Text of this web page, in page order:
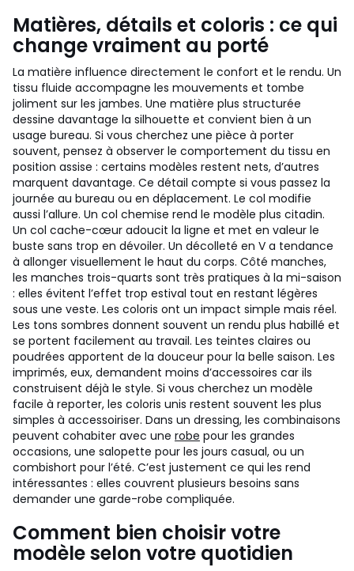
Matières, détails et coloris : ce qui
change vraiment au porté
La matière influence directement le confort et le rendu. Un
tissu fluide accompagne les mouvements et tombe
joliment sur les jambes. Une matière plus structurée
dessine davantage la silhouette et convient bien à un
usage bureau. Si vous cherchez une pièce à porter
souvent, pensez à observer le comportement du tissu en
position assise : certains modèles restent nets, d’autres
marquent davantage. Ce détail compte si vous passez la
journée au bureau ou en déplacement. Le col modifie
aussi l’allure. Un col chemise rend le modèle plus citadin.
Un col cache-cœur adoucit la ligne et met en valeur le
buste sans trop en dévoiler. Un décolleté en V a tendance
à allonger visuellement le haut du corps. Côté manches,
les manches trois-quarts sont très pratiques à la mi-saison
: elles évitent l’effet trop estival tout en restant légères
sous une veste. Les coloris ont un impact simple mais réel.
Les tons sombres donnent souvent un rendu plus habillé et
se portent facilement au travail. Les teintes claires ou
poudrées apportent de la douceur pour la belle saison. Les
imprimés, eux, demandent moins d’accessoires car ils
construisent déjà le style. Si vous cherchez un modèle
facile à reporter, les coloris unis restent souvent les plus
simples à accessoiriser. Dans un dressing, les combinaisons
peuvent cohabiter avec une robe pour les grandes
occasions, une salopette pour les jours casual, ou un
combishort pour l’été. C’est justement ce qui les rend
intéressantes : elles couvrent plusieurs besoins sans
demander une garde-robe compliquée.
Comment bien choisir votre
modèle selon votre quotidien